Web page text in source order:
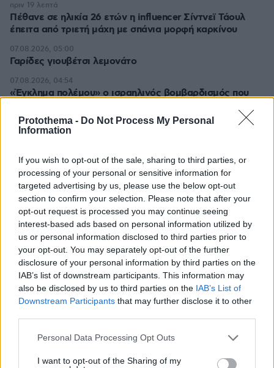
Protothema - Do Not Process My Personal
Information
If you wish to opt-out of the sale, sharing to third parties, or
processing of your personal or sensitive information for
targeted advertising by us, please use the below opt-out
section to confirm your selection. Please note that after your
opt-out request is processed you may continue seeing
interest-based ads based on personal information utilized by
us or personal information disclosed to third parties prior to
your opt-out. You may separately opt-out of the further
disclosure of your personal information by third parties on the
IAB’s list of downstream participants. This information may
also be disclosed by us to third parties on the IAB’s List of
Downstream Participants that may further disclose it to other
Please note that this website/app uses one or more Google
not limited to your visit or usage behaviour. You may click to
Personal Data Processing Opt Outs
I want to opt-out of the Sharing of my
Πέθανε σε ηλικία 26 ετών η influencer Σίντνεϊ Τάουλ
έπειτα από τριετή μάχη με σπάνια μορφή καρκίνου
πριν 19 λεπτά
Γαρίδες γιουβέτσι λεμονάτο
07.08.2026, 05:00
«Έγκλημα πολέμου» ο ισραηλινός βομβαρδισμός που
τρεις ΜΚΟ
07.08.2026, 04:54
από τη Γερουσία στην Αργεντινή, δείτε βίντεο
Σαουδική Αραβία, Τουρκία και Πακιστάν ετοιμάζονται
να υπογράψουν συμφωνία αμοιβαίας άμυνας
07.08.2026, 03:38
Συνελήφθη πρώην κυβερνήτης πολιτείας του Μεξικού
για την εξαφάνιση των 43 φοιτητών το 2014
07.08.2026, 03:01
Τουλάχιστον 11 τραυματίες σε επιθέσεις των Χούθι στη
νότια Σαουδική Αραβία
07.08.2026, 02:35
μια ανάσα από τα play-offs του Europa League, δείτε τα